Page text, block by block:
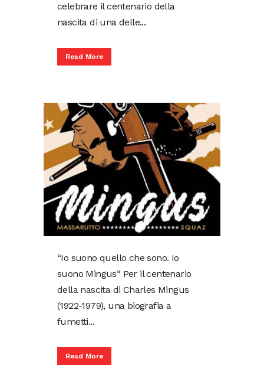
celebrare il centenario della
nascita di una delle...
Read More
“Io suono quello che sono. Io
suono Mingus“ Per il centenario
della nascita di Charles Mingus
(1922-1979), una biografia a
fumetti...
Read More